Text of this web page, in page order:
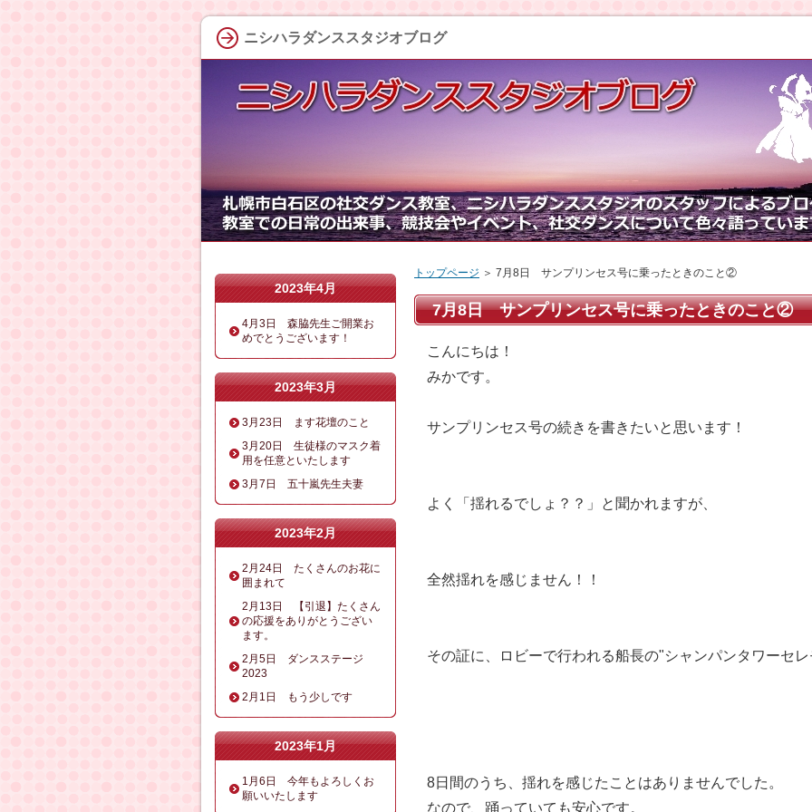
ニシハラダンススタジオブログ
トップページ ＞ 7月8日 サンプリンセス号に乗ったときのこと②
7月8日 サンプリンセス号に乗ったときのこと②
こんにちは！
みかです。
サンプリンセス号の続きを書きたいと思います！
よく「揺れるでしょ？？」と聞かれますが、
全然揺れを感じません！！
その証に、ロビーで行われる船長の"シャンパンタワーセ
8日間のうち、揺れを感じたことはありませんでした。
なので、踊っていても安心です。
2023年4月
4月3日 森脇先生ご開業お
めでとうございます！
2023年3月
3月23日 ます花壇のこと
3月20日 生徒様のマスク着
用を任意といたします
3月7日 五十嵐先生夫妻
2023年2月
2月24日 たくさんのお花に
囲まれて
2月13日 【引退】たくさん
の応援をありがとうござい
ます。
2月5日 ダンスステージ
2023
2月1日 もう少しです
2023年1月
1月6日 今年もよろしくお
願いいたします